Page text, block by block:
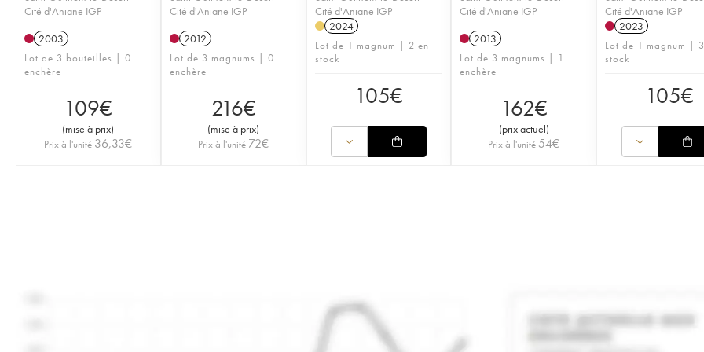
Cité d'Aniane IGP
2003
Lot de 3 bouteilles | 0
enchère
109€
(mise à prix)
Prix à l'unité 36,33€
Cité d'Aniane IGP
2012
Lot de 3 magnums | 0
enchère
216€
(mise à prix)
Prix à l'unité 72€
Cité d'Aniane IGP
2024
Lot de 1 magnum | 2 en
stock
105€
Cité d'Aniane IGP
2013
Lot de 3 magnums | 1
enchère
162€
(prix actuel)
Prix à l'unité 54€
Cité d'Aniane IGP
2023
Lot de 1 magnum |
stock
105€